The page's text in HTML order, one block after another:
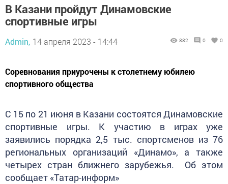
В Казани пройдут Динамовские
спортивные игры
Admin, 14 апреля 2023 - 14:44 882 0 0
Соревнования приурочены к столетнему юбилею
спортивного общества
С 15 по 21 июня в Казани состоятся Динамовские
спортивные игры. К участию в играх уже
заявились порядка 2,5 тыс. спортсменов из 76
региональных организаций «Динамо», а также
четырех стран ближнего зарубежья. Об этом
сообщает «Татар-информ»